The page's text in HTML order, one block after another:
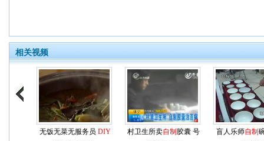
相关视频
无饭无菜无服务员 DIY
村卫生所卖自制 胶囊 号
盲人乐师自制